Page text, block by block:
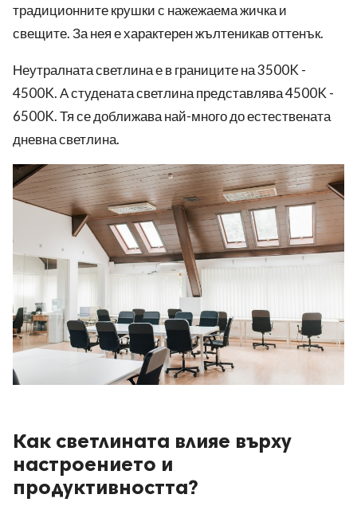
традиционните крушки с нажежаема жичка и
свещите. За нея е характерен жълтеникав оттенък.
Неутралната светлина е в границите на 3500K -
4500K. А студената светлина представлява 4500K -
6500K. Тя се доближава най-много до естествената
дневна светлина.
Как светлината влияе върху
настроението и
продуктивността?